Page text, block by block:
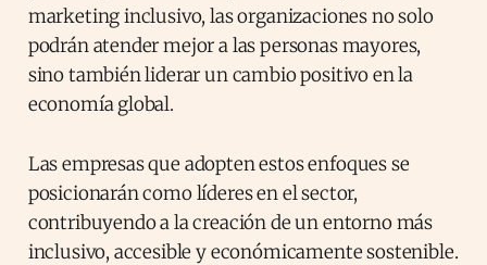
marketing inclusivo, las organizaciones no solo
podrán atender mejor a las personas mayores,
sino también liderar un cambio positivo en la
economía global.
Las empresas que adopten estos enfoques se
posicionarán como líderes en el sector,
contribuyendo a la creación de un entorno más
inclusivo, accesible y económicamente sostenible.